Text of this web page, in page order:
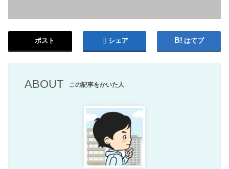
ポスト シェア はてブ
ABOUT この記事をかいた人